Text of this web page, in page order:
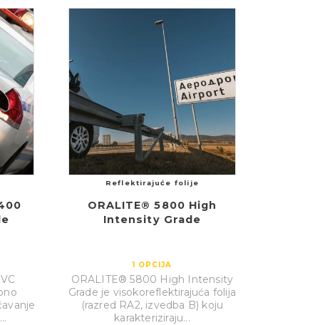
Reflektirajuće folije
ORALITE® 5800 High
Intensity Grade
1 OPCIJA
ORALITE® 5800 High Intensity
Grade je visokoreflektirajuća folija
(razred RA2, izvedba B) koju
karakteriziraju...